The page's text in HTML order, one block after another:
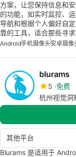
方案，让您保持信息和
的功能，如实时监控、
导航和根据个人偏好自
靠的工具，适合那些寻
Android手机摄像头安卓摄像
blurams
5 免费
杭州视觉洞
其他平台
Blurams 是适用于